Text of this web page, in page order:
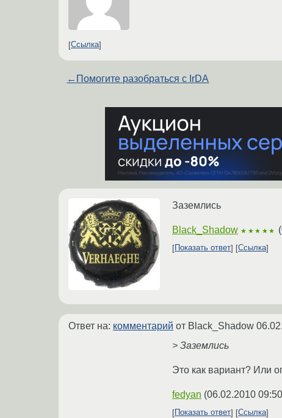
Ссылка
← Помогите разобраться с IrDA
Заземлись
Black_Shadow ★★★★★ (
Показать ответ Ссылка
Ответ на: комментарий от Black_Shadow
> Заземлись
Это как вариант? Или
fedyan (06.02.2010
Показать ответ
Ссылка